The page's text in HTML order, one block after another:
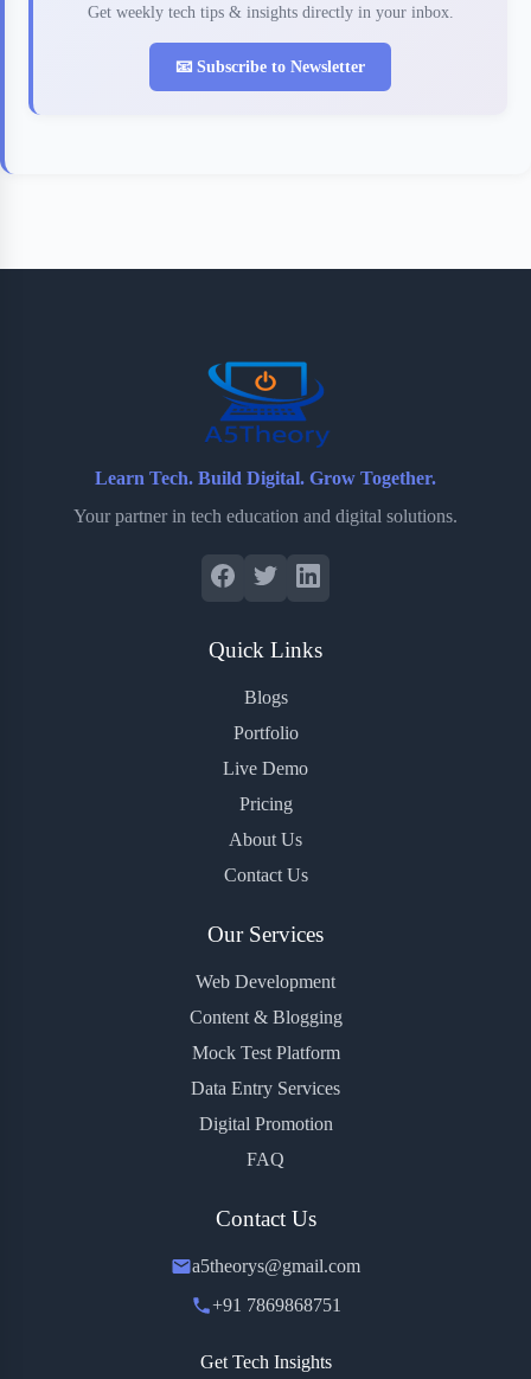
Get weekly tech tips & insights directly in your inbox.
📧 Subscribe to Newsletter
Learn Tech. Build Digital. Grow Together.
Your partner in tech education and digital solutions.
Quick Links
Blogs
Portfolio
Live Demo
Pricing
About Us
Contact Us
Our Services
Web Development
Content & Blogging
Mock Test Platform
Data Entry Services
Digital Promotion
FAQ
Contact Us
a5theorys@gmail.com
+91 7869868751
Get Tech Insights